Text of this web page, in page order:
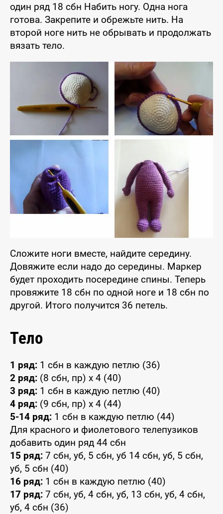
один ряд 18 сбн Набить ногу. Одна нога
готова. Закрепите и обрежьте нить. На
второй ноге нить не обрывать и продолжать
вязать тело.
Сложите ноги вместе, найдите середину.
Довяжите если надо до середины. Маркер
будет проходить посередине спины. Теперь
провяжите 18 сбн по одной ноге и 18 сбн по
другой. Итого получится 36 петель.
Тело
1 ряд: 1 сбн в каждую петлю (36)
2 ряд: (8 сбн, пр) x 4 (40)
3 ряд: 1 сбн в каждую петлю (40)
4 ряд: (9 сбн, пр) x 4 (44)
5-14 ряд: 1 сбн в каждую петлю (44)
Для красного и фиолетового телепузиков
добавить один ряд 44 сбн
15 ряд: 7 сбн, уб, 5 сбн, уб 14 сбн, уб, 5 сбн,
уб, 5 сбн (40)
16 ряд: 1 сбн в каждую петлю (40)
17 ряд: 7 сбн, уб, 4 сбн, уб, 13 сбн, уб, 4 сбн,
уб, 4 сбн (36)